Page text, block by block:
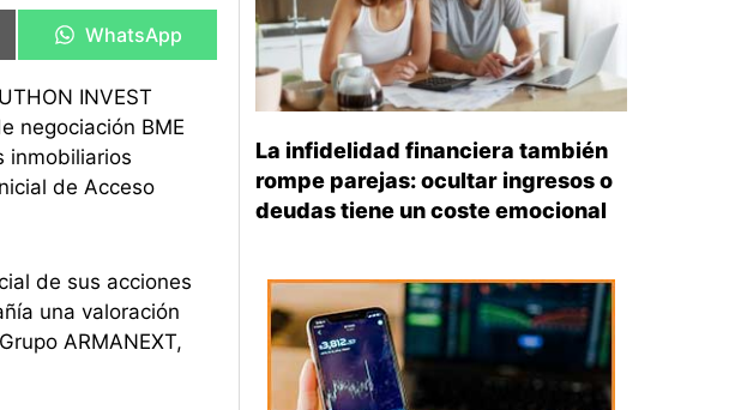
en
WhatsApp
INVEST
negociación BME
inmobiliarios
de Acceso
de sus acciones
una valoración
ARMANEXT,
en
La infidelidad financiera también
rompe parejas: ocultar ingresos o
deudas tiene un coste emocional